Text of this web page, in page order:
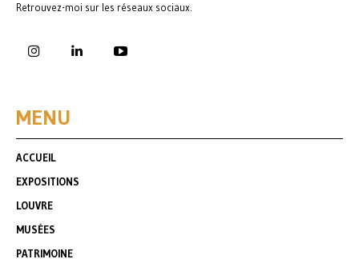
Retrouvez-moi sur les réseaux sociaux.
MENU
ACCUEIL
EXPOSITIONS
LOUVRE
MUSÉES
PATRIMOINE